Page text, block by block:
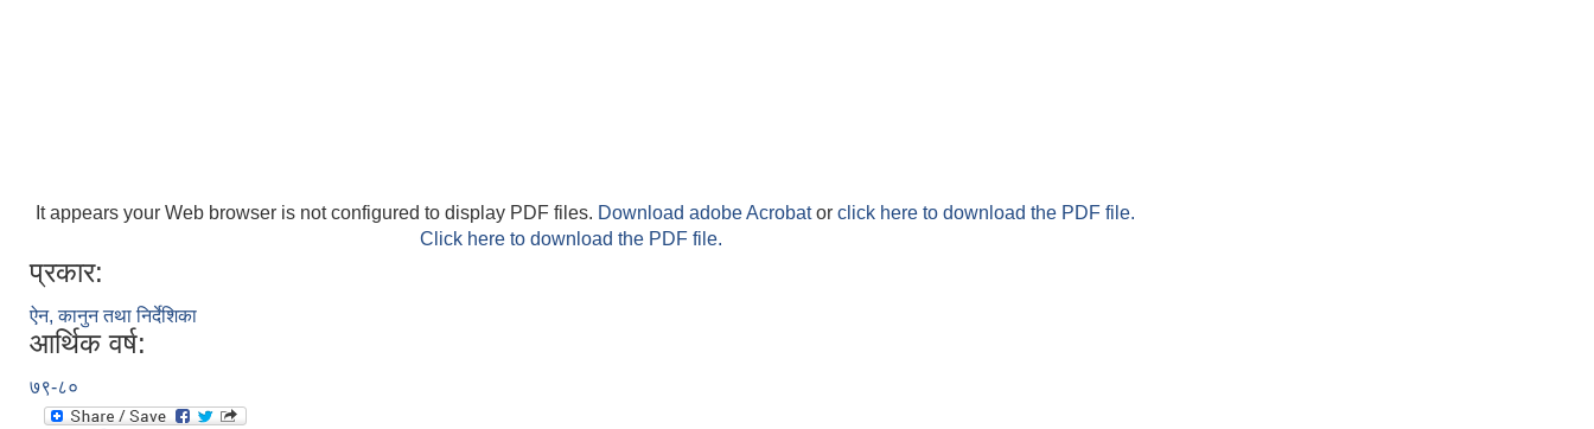
It appears your Web browser is not configured to display PDF files. Download adobe Acrobator click here to download the PDF file.
Click here to download the PDF file.
प्रकार:
ऐन, कानुन तथा निर्देशिका
आर्थिक वर्ष:
७९-८०